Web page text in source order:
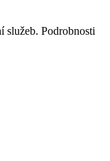
služeb. Podrobnosti